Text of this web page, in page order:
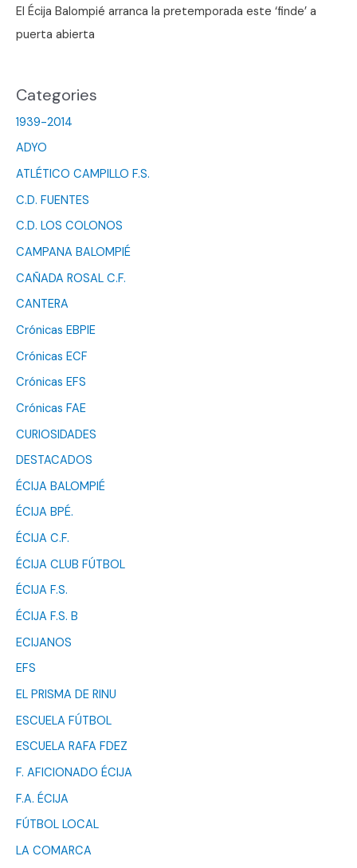
El Écija Balompié arranca la pretemporada este ‘finde’ a
puerta abierta
Categories
1939-2014
ADYO
ATLÉTICO CAMPILLO F.S.
C.D. FUENTES
C.D. LOS COLONOS
CAMPANA BALOMPIÉ
CAÑADA ROSAL C.F.
CANTERA
Crónicas EBPIE
Crónicas ECF
Crónicas EFS
Crónicas FAE
CURIOSIDADES
DESTACADOS
ÉCIJA BALOMPIÉ
ÉCIJA BPÉ.
ÉCIJA C.F.
ÉCIJA CLUB FÚTBOL
ÉCIJA F.S.
ÉCIJA F.S. B
ECIJANOS
EFS
EL PRISMA DE RINU
ESCUELA FÚTBOL
ESCUELA RAFA FDEZ
F. AFICIONADO ÉCIJA
F.A. ÉCIJA
FÚTBOL LOCAL
LA COMARCA